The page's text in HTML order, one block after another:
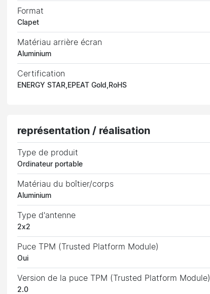
Format
Clapet
Matériau arrière écran
Aluminium
Certification
ENERGY STAR,EPEAT Gold,RoHS
représentation / réalisation
Type de produit
Ordinateur portable
Matériau du boîtier/corps
Aluminium
Type d'antenne
2x2
Puce TPM (Trusted Platform Module)
Oui
Version de la puce TPM (Trusted Platform Module)
2.0